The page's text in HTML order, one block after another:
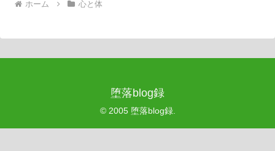
ホーム 心と体
堕落blog録
© 2005 堕落blog録.